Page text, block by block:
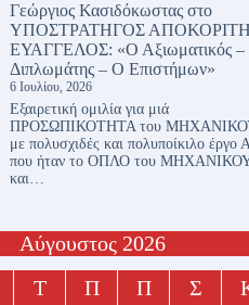
Γεώργιος Κασιδόκωστας στο
ΥΠΟΣΤΡΑΤΗΓΟΣ
ΕΥΑΓΓΕΛΟΣ: «Ο Αξιωματικός
Διπλωμάτης – Ο Επιστήμων»
6 Ιουλίου, 2026
Εξαιρετική ομιλία για μιά
ΠΡΟΣΩΠΙΚΟΤΗΤΑ του
με πολυσχιδές και πολυποίκιλο έργο
που ήταν το ΟΠΛΟ του
και…
Αύγουστος 2026
Τ Π Π Σ